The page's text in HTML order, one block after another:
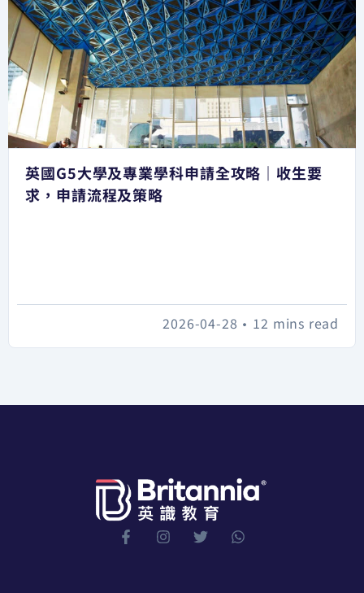
英國G5大學及專業學科申請全攻略｜收生要
求，申請流程及策略
12 mins read
•
2026-04-28